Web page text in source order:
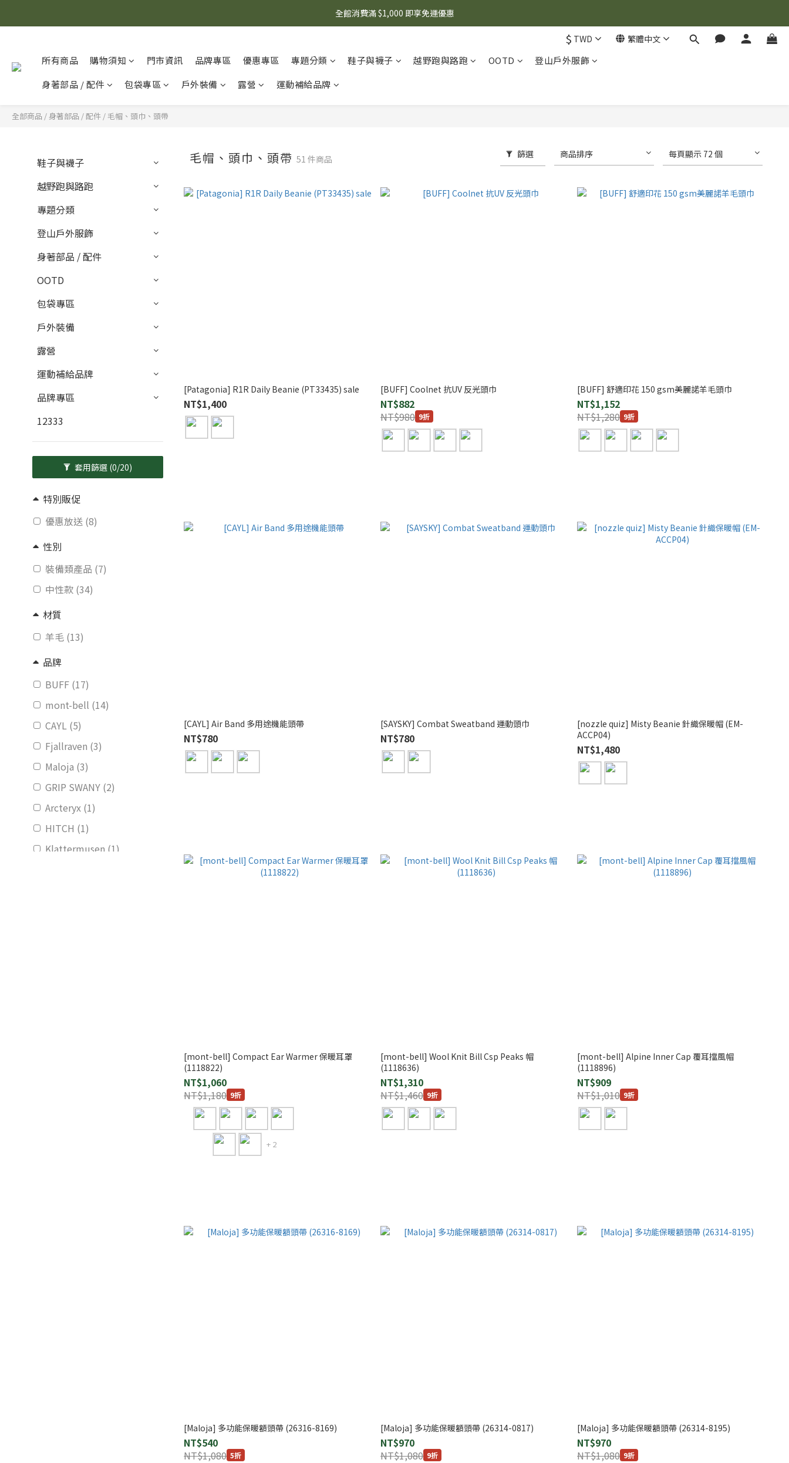
🌟 想知道現在有什麼優惠嗎？ 點擊查看最新優惠！
全館消費滿 $1,000 即享免運優惠
$ TWD 繁體中文
所有商品 購物須知 門市資訊 品牌專區 優惠專區 專題分類 鞋子與襪子 越野跑與路跑 OOTD
登山戶外服飾
身著部品 / 配件
包袋專區 戶外裝備 露營 運動補給品牌
全部商品 / 身著部品 / 配件 /毛帽、頭巾、頭帶
鞋子與襪子
越野跑與路跑
專題分類
登山戶外服飾
身著部品 / 配件
OOTD
包袋專區
戶外裝備
露營
運動補給品牌
品牌專區
12333
套用篩選 (0/20)
特別販促
優惠放送 (8)
性別
裝備類產品 (7)
中性款 (34)
材質
羊毛 (13)
品牌
BUFF (17)
mont-bell (14)
CAYL (5)
Fjallraven (3)
Maloja (3)
GRIP SWANY (2)
Arcteryx (1)
HITCH (1)
Klattermusen (1)
毛帽、頭巾、頭帶51 件商品 篩選 商品排序 每頁顯示 72 個
[Patagonia] R1R Daily Beanie (PT33435) sale
NT$1,400
[BUFF] Coolnet 抗UV 反光頭巾
NT$882
NT$980 9折
[BUFF] 舒適印花 150 gsm美麗諾羊毛頭巾
NT$1,152
NT$1,280 9折
[CAYL] Air Band 多用途機能頭帶
NT$780
[SAYSKY] Combat Sweatband 運動頭巾
NT$780
[nozzle quiz] Misty Beanie 針織保暖帽 (EM-
ACCP04)
NT$1,480
[mont-bell] Compact Ear Warmer 保暖耳罩
(1118822)
NT$1,060
NT$1,180 9折
+ 2
[mont-bell] Wool Knit Bill Csp Peaks 帽
(1118636)
NT$1,310
NT$1,460 9折
[mont-bell] Alpine Inner Cap 覆耳擋風帽
(1118896)
NT$909
NT$1,010 9折
[Maloja] 多功能保暖額頭帶 (26316-8169)
NT$540
NT$1,080 5折
[Maloja] 多功能保暖額頭帶 (26314-0817)
NT$970
NT$1,080 9折
[Maloja] 多功能保暖額頭帶 (26314-8195)
NT$970
NT$1,080 9折